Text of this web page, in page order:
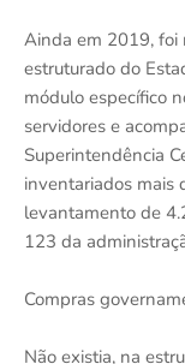
Ainda em 2019, foi
estruturado do
módulo específico
servidores e
Superintendência
inventariados mais
levantamento de
123 da
Compras
Não existia, na